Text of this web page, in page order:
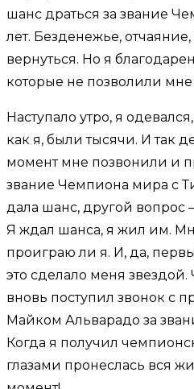
шанс драться за звание
лет. Безденежье,
вернуться. Но я
которые не позволили мне
Наступало утро, я
как я, были тысячи. И так
момент мне позвонили и
звание Чемпиона мира с
дала шанс, другой вопрос
Я ждал шанса, я жил им.
проиграю ли я. И, да,
это сделало меня
вновь поступил звонок с
Майком Альварадо за
Когда я получил
глазами пронеслась вся